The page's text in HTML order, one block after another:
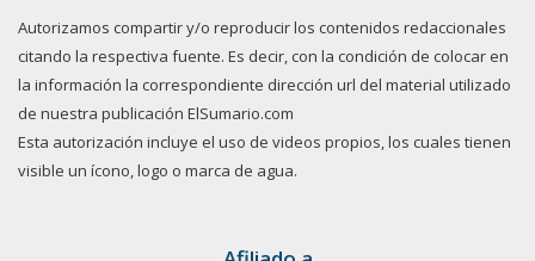
Autorizamos compartir y/o reproducir los contenidos redaccionales
citando la respectiva fuente. Es decir, con la condición de colocar en
la información la correspondiente dirección url del material utilizado
de nuestra publicación ElSumario.com
Esta autorización incluye el uso de videos propios, los cuales tienen
visible un ícono, logo o marca de agua.